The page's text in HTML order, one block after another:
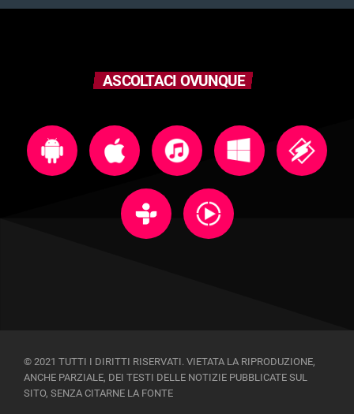
ASCOLTACI OVUNQUE
© 2021 TUTTI I DIRITTI RISERVATI. VIETATA LA RIPRODUZIONE,
ANCHE PARZIALE, DEI TESTI DELLE NOTIZIE PUBBLICATE SUL
SITO, SENZA CITARNE LA FONTE